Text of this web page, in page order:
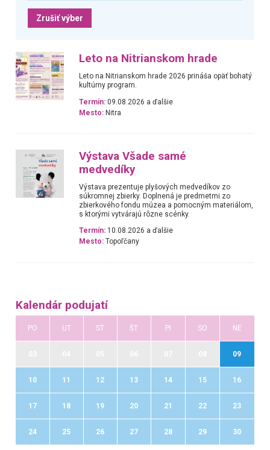
Zrušiť výber
Leto na Nitrianskom hrade
Leto na Nitrianskom hrade 2026 prináša opäť bohatý
kultúrny program.
Termín: 09.08.2026 a ďalšie
Mesto: Nitra
Výstava Všade samé
medvedíky
Výstava prezentuje plyšových medvedíkov zo
súkromnej zbierky. Doplnená je predmetmi zo
zbierkového fondu múzea a pomocným materiálom,
s ktorými vytvárajú rôzne scénky.
Termín: 10.08.2026 a ďalšie
Mesto: Topoľčany
Kalendár podujatí
PO UT ST ŠT PI SO NE
09
10 11 12 13 14 15 16
17 18 19 20 21 22 23
24 25 26 27 28 29 30